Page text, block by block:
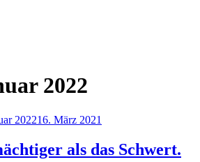
2022
202216. März 2021
als das Schwert.